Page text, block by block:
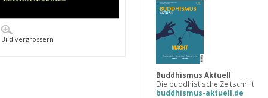
Bild vergrössern
Buddhismus Aktuell
Die buddhistische Zeitschrift
buddhismus-aktuell.de